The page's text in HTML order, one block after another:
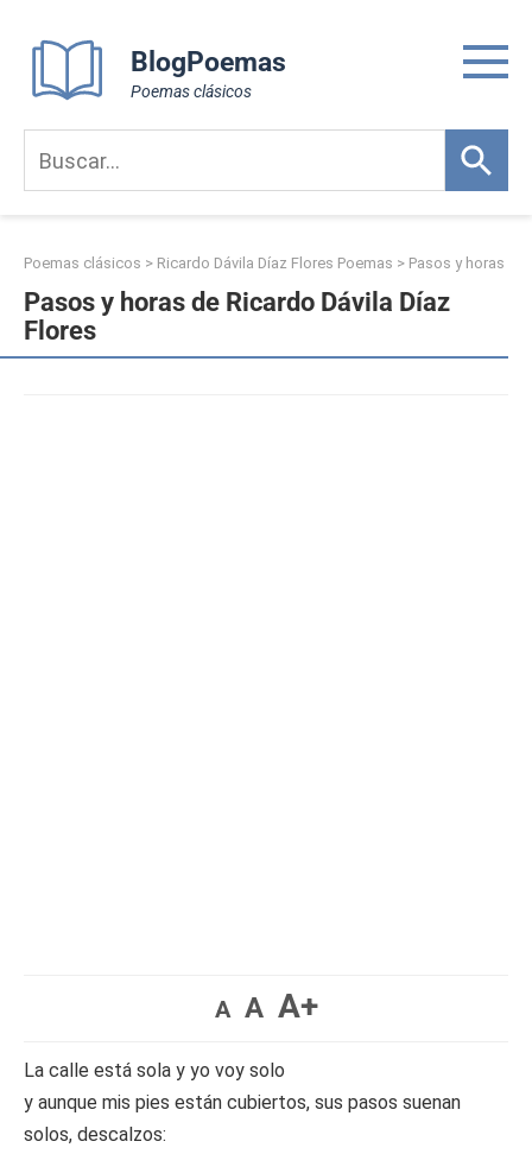
content
BlogPoemas
Poemas clásicos
Poemas clásicos > Ricardo Dávila Díaz Flores Poemas > Pasos y horas
Pasos y horas de Ricardo Dávila Díaz
Flores
A A A+
La calle está sola y yo voy solo
y aunque mis pies están cubiertos, sus pasos suenan
solos, descalzos: